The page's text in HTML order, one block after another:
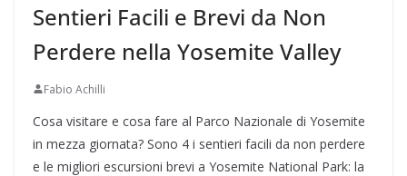
Sentieri Facili e Brevi da Non
Perdere nella Yosemite Valley
Fabio Achilli
Cosa visitare e cosa fare al Parco Nazionale di Yosemite
in mezza giornata? Sono 4 i sentieri facili da non perdere
e le migliori escursioni brevi a Yosemite National Park: la